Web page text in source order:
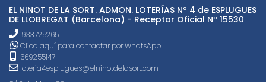
EL NINOT DE LA SORT. ADMON. LOTERÍAS Nº 4 de ESPLUGUES
DE LLOBREGAT (Barcelona) - Receptor Oficial Nº 15530
933725265
Clica aquí para contactar por WhatsApp
669255147
loteria4esplugues@elninotdelasort.com